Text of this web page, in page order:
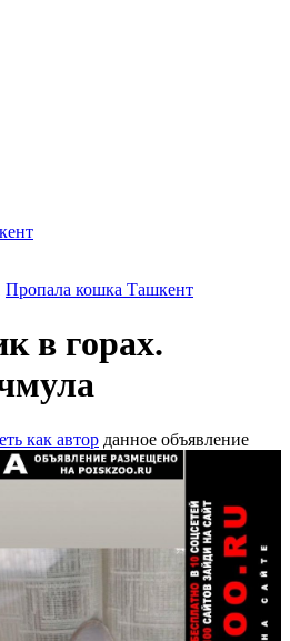
Пропала кошка Ташкент
в горах.
как автор данное объявление